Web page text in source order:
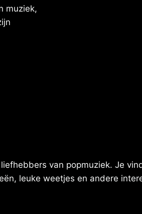
muziek,
van popmuziek. Je
leuke weetjes en andere